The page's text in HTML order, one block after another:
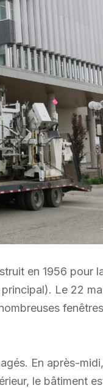
en 1956 pour
Le 22
En après-
le bâtiment